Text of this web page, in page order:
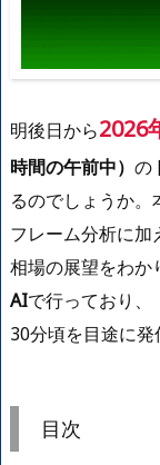
明後日から2026
時間の午前中） の
るのでしょうか
フレーム分析に加
相場の展望をわか
AIで行っており、
30分頃を目途に発
目次